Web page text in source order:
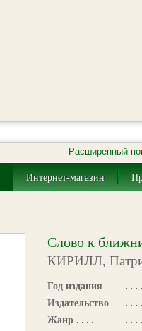
Расширенный
Интернет-магазин
Слово к
КИРИЛЛ,
Год издания
Издательство
Жанр